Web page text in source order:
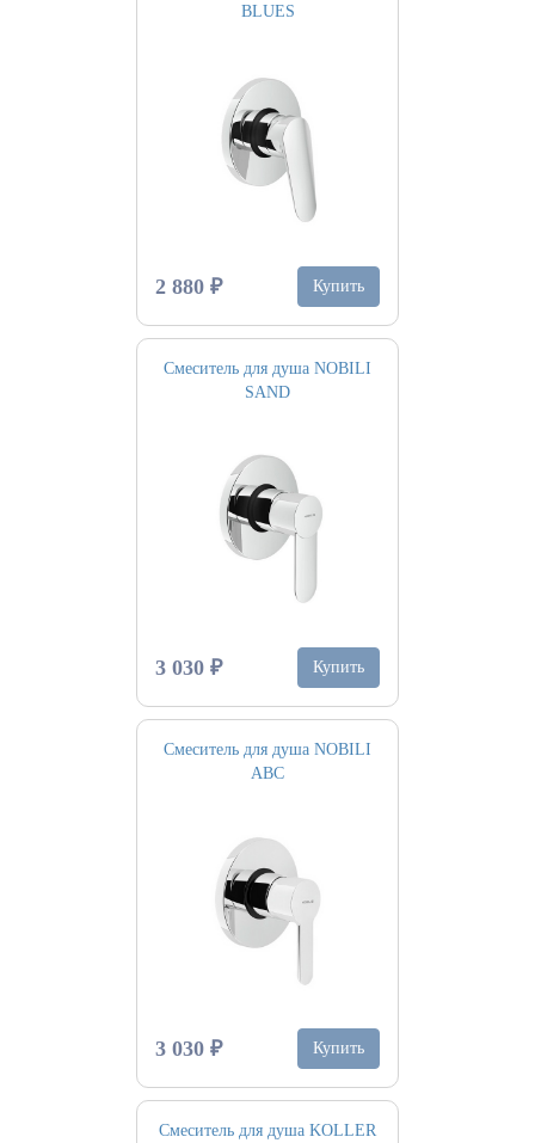
BLUES
2 880 ₽ Купить
Смеситель для душа NOBILI
SAND
3 030 ₽ Купить
Смеситель для душа NOBILI
ABC
3 030 ₽ Купить
Смеситель для душа KOLLER